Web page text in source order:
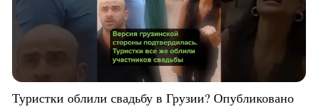
Туристки облили свадьбу в Грузии? Опубликовано